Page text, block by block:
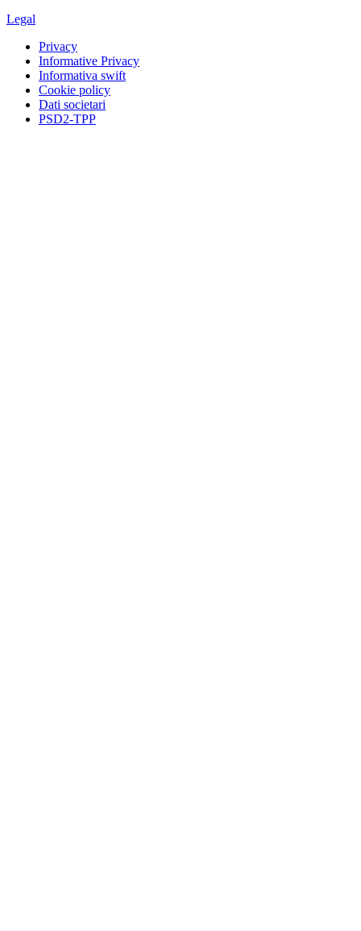
Legal
Privacy
Informative Privacy
Informativa swift
Cookie policy
Dati societari
PSD2-TPP